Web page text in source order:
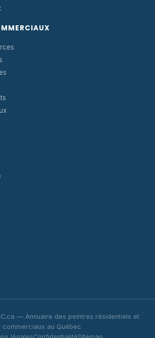
— Annuaire des peintres résidentiels et
commerciaux au Québec